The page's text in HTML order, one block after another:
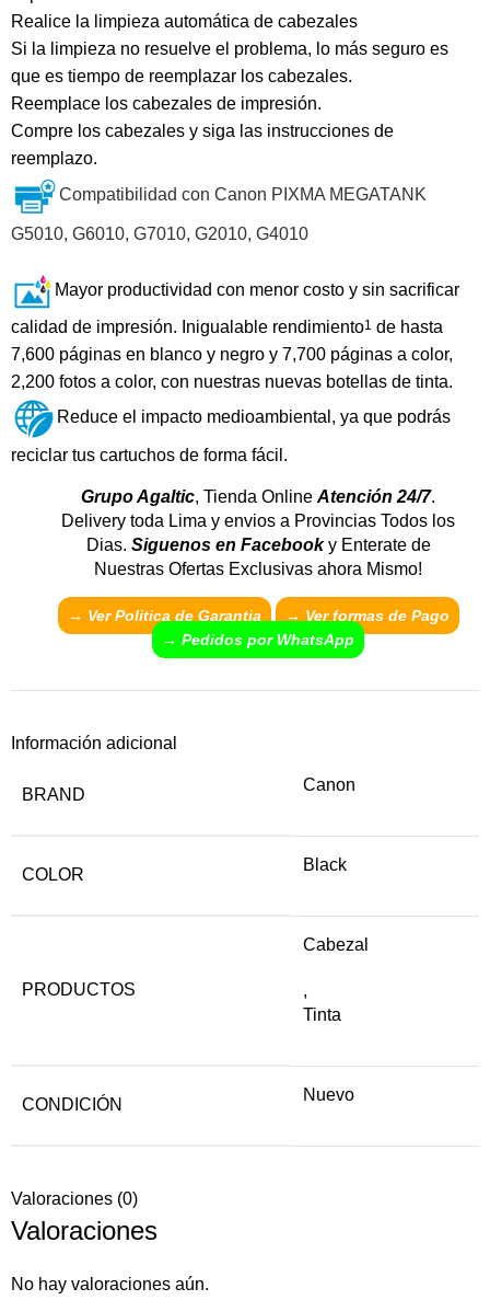
Realice la limpieza automática de cabezales
Si la limpieza no resuelve el problema, lo más seguro es
que es tiempo de reemplazar los cabezales.
Reemplace los cabezales de impresión.
Compre los cabezales y siga las instrucciones de
reemplazo.
Compatibilidad con Canon PIXMA MEGATANK
G5010, G6010, G7010, G2010, G4010
Mayor productividad con menor costo y sin sacrificar
calidad de impresión. Inigualable rendimiento1 de hasta
7,600 páginas en blanco y negro y 7,700 páginas a color,
2,200 fotos a color, con nuestras nuevas botellas de tinta.
Reduce el impacto medioambiental, ya que podrás
reciclar tus cartuchos de forma fácil.
Grupo Agaltic, Tienda Online Atención 24/7.
Delivery toda Lima y envios a Provincias Todos los
Dias. Siguenos en Facebooky Enterate de
Nuestras Ofertas Exclusivas ahora Mismo!
→ Ver Politica de Garantia → Ver formas de Pago
→ Pedidos por WhatsApp
Información adicional
BRAND
Canon
COLOR
Black
PRODUCTOS
Cabezal
,
Tinta
CONDICIÓN
Nuevo
Valoraciones (0)
Valoraciones
No hay valoraciones aún.